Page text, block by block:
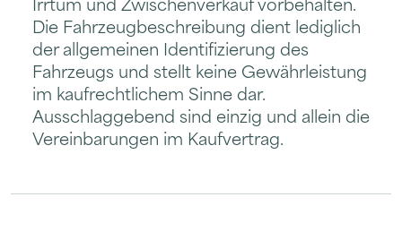
Die Fahrzeugbeschreibung dient lediglich
der allgemeinen Identifizierung des
Fahrzeugs und stellt keine Gewährleistung
im kaufrechtlichem Sinne dar.
Ausschlaggebend sind einzig und allein die
Vereinbarungen im Kaufvertrag.